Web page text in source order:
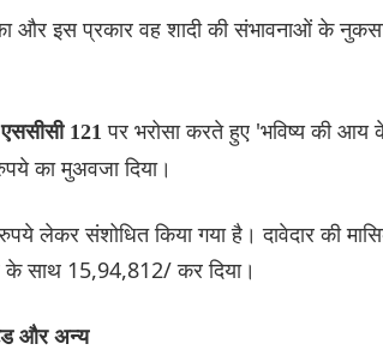
और इस प्रकार वह शादी की संभावनाओं के
एससीसी 121पर भरोसा करते हुए 'भविष्य की आय
का मुअवजा दिया।
लेकर संशोधित किया गया है। दावेदार की
साथ 15,94,812/ कर दिया।
और अन्य